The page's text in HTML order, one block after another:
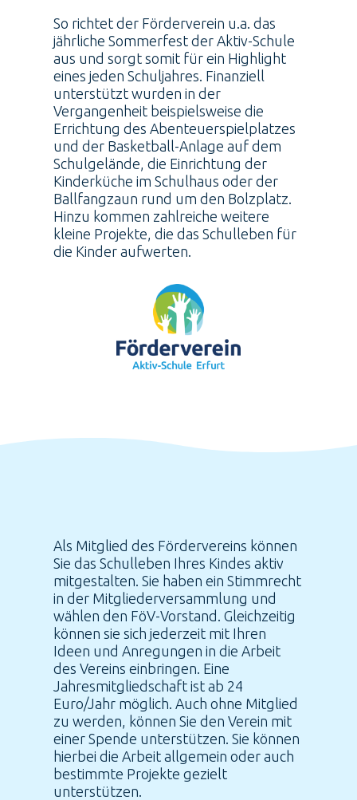
So richtet der Förderverein u.a. das
jährliche Sommerfest der Aktiv-Schule
aus und sorgt somit für ein Highlight
eines jeden Schuljahres. Finanziell
unterstützt wurden in der
Vergangenheit beispielsweise die
Errichtung des Abenteuerspielplatzes
und der Basketball-Anlage auf dem
Schulgelände, die Einrichtung der
Kinderküche im Schulhaus oder der
Ballfangzaun rund um den Bolzplatz.
Hinzu kommen zahlreiche weitere
kleine Projekte, die das Schulleben für
die Kinder aufwerten.
Als Mitglied des Fördervereins können
Sie das Schulleben Ihres Kindes aktiv
mitgestalten. Sie haben ein Stimmrecht
in der Mitgliederversammlung und
wählen den FöV-Vorstand. Gleichzeitig
können sie sich jederzeit mit Ihren
Ideen und Anregungen in die Arbeit
des Vereins einbringen. Eine
Jahresmitgliedschaft ist ab 24
Euro/Jahr möglich. Auch ohne Mitglied
zu werden, können Sie den Verein mit
einer Spende unterstützen. Sie können
hierbei die Arbeit allgemein oder auch
bestimmte Projekte gezielt
unterstützen.